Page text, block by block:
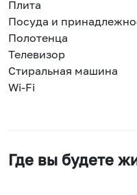
Плита
Посуда и
Полотенца
Телевизор
Стиральная машина
Wi-Fi
Где вы будете